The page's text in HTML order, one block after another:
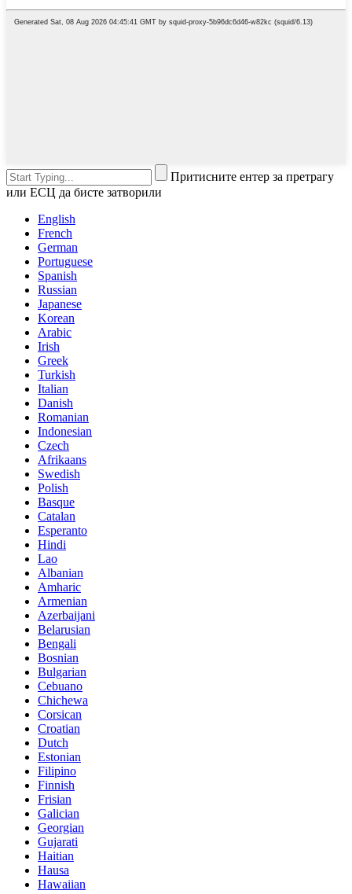
Притисните ентер за претрагу
или ЕСЦ да бисте затворили
English
French
German
Portuguese
Spanish
Russian
Japanese
Korean
Arabic
Irish
Greek
Turkish
Italian
Danish
Romanian
Indonesian
Czech
Afrikaans
Swedish
Polish
Basque
Catalan
Esperanto
Hindi
Lao
Albanian
Amharic
Armenian
Azerbaijani
Belarusian
Bengali
Bosnian
Bulgarian
Cebuano
Chichewa
Corsican
Croatian
Dutch
Estonian
Filipino
Finnish
Frisian
Galician
Georgian
Gujarati
Haitian
Hausa
Hawaiian